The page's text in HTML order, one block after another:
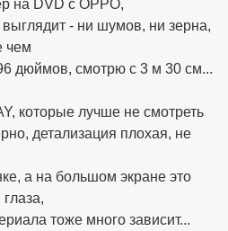
на DVD с OPPO,
- ни шумов, ни зерна,
чем
дюймов, смотрю с 3 м 30 см...
которые лучше не смотреть
детализация плохая, не
а на большом экране это
тоже много зависит...